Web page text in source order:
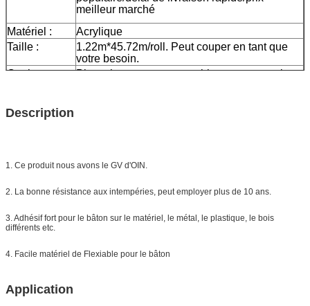
meilleur marché
Matériel :
Acrylique
Taille :
1.22m*45.72m/roll. Peut couper en tant que
votre besoin.
Couleur :
Blanc, jaune, rouge, vert, bleu, orange, noir
Description
1. Ce produit nous avons le GV d'OIN.
2. La bonne résistance aux intempéries, peut employer plus de 10 ans.
3. Adhésif fort pour le bâton sur le matériel, le métal, le plastique, le bois
différents etc.
4. Facile matériel de Flexiable pour le bâton
Application